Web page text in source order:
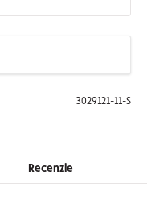
3029121-11-S
Recenzie